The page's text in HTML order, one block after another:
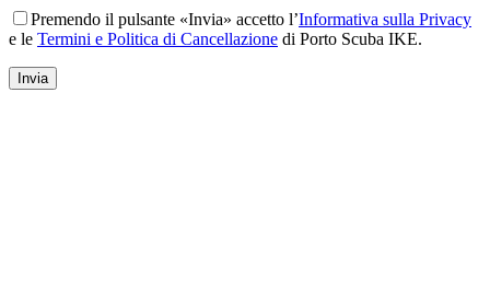
Premendo il pulsante «Invia» accetto l’Informativa sulla Privacy
e le Termini e Politica di Cancellazione di Porto Scuba IKE.